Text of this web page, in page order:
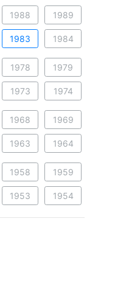
1988 1989
1983 1984
1978 1979
1973 1974
1968 1969
1963 1964
1958 1959
1953 1954